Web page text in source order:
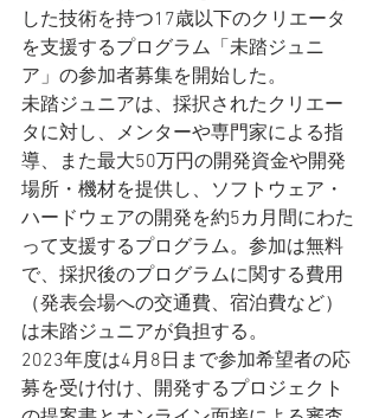
した技術を持つ17歳以下のクリエータ
を支援するプログラム「未踏ジュニ
ア」の参加者募集を開始した。
未踏ジュニアは、採択されたクリエー
タに対し、メンターや専門家による指
導、また最大50万円の開発資金や開発
場所・機材を提供し、ソフトウェア・
ハードウェアの開発を約5カ月間にわた
って支援するプログラム。参加は無料
で、採択後のプログラムに関する費用
（発表会場への交通費、宿泊費など）
は未踏ジュニアが負担する。
2023年度は4月8日まで参加希望者の応
募を受け付け、開発するプロジェクト